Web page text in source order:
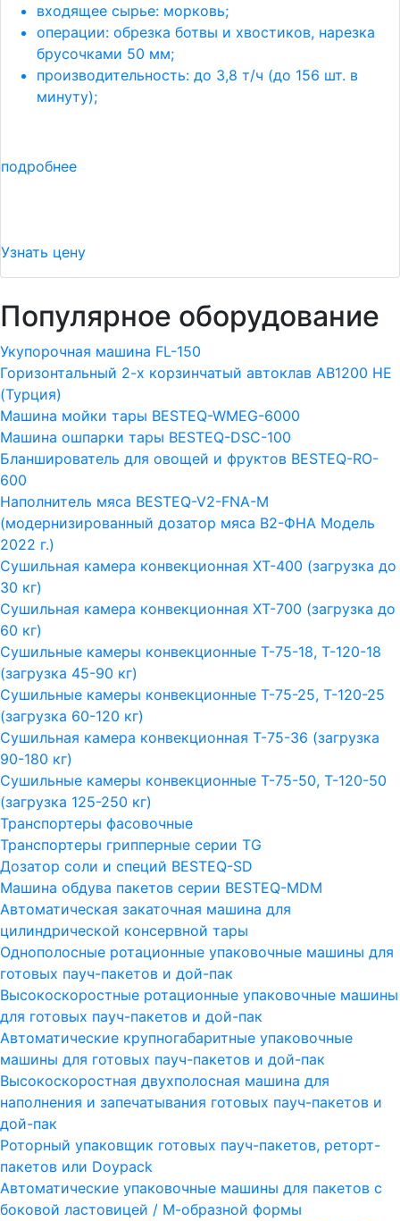
входящее сырье: морковь;
операции: обрезка ботвы и хвостиков, нарезка
брусочками 50 мм;
производительность: до 3,8 т/ч (до 156 шт. в
минуту);
подробнее
Узнать цену
Популярное оборудование
Укупорочная машина FL-150
Горизонтальный 2-х корзинчатый автоклав АВ1200 HE
(Турция)
Машина мойки тары BESTEQ-WMEG-6000
Машина ошпарки тары BESTEQ-DSC-100
Бланширователь для овощей и фруктов BESTEQ-RO-
600
Наполнитель мяса BESTEQ-V2-FNA-M
(модернизированный дозатор мяса В2-ФНА Модель
2022 г.)
Сушильная камера конвекционная ХТ-400 (загрузка до
30 кг)
Сушильная камера конвекционная ХТ-700 (загрузка до
60 кг)
Сушильные камеры конвекционные Т-75-18, Т-120-18
(загрузка 45-90 кг)
Сушильные камеры конвекционные Т-75-25, Т-120-25
(загрузка 60-120 кг)
Сушильная камера конвекционная Т-75-36 (загрузка
90-180 кг)
Сушильные камеры конвекционные Т-75-50, Т-120-50
(загрузка 125-250 кг)
Транспортеры фасовочные
Транспортеры грипперные серии TG
Дозатор соли и специй BESTEQ-SD
Машина обдува пакетов серии ВESTEQ-MDM
Автоматическая закаточная машина для
цилиндрической консервной тары
Однополосные ротационные упаковочные машины для
готовых пауч-пакетов и дой-пак
Высокоскоростные ротационные упаковочные машины
для готовых пауч-пакетов и дой-пак
Автоматические крупногабаритные упаковочные
машины для готовых пауч-пакетов и дой-пак
Высокоскоростная двухполосная машина для
наполнения и запечатывания готовых пауч-пакетов и
дой-пак
Роторный упаковщик готовых пауч-пакетов, реторт-
пакетов или Doypack
Автоматические упаковочные машины для пакетов с
боковой ластовицей / М-образной формы